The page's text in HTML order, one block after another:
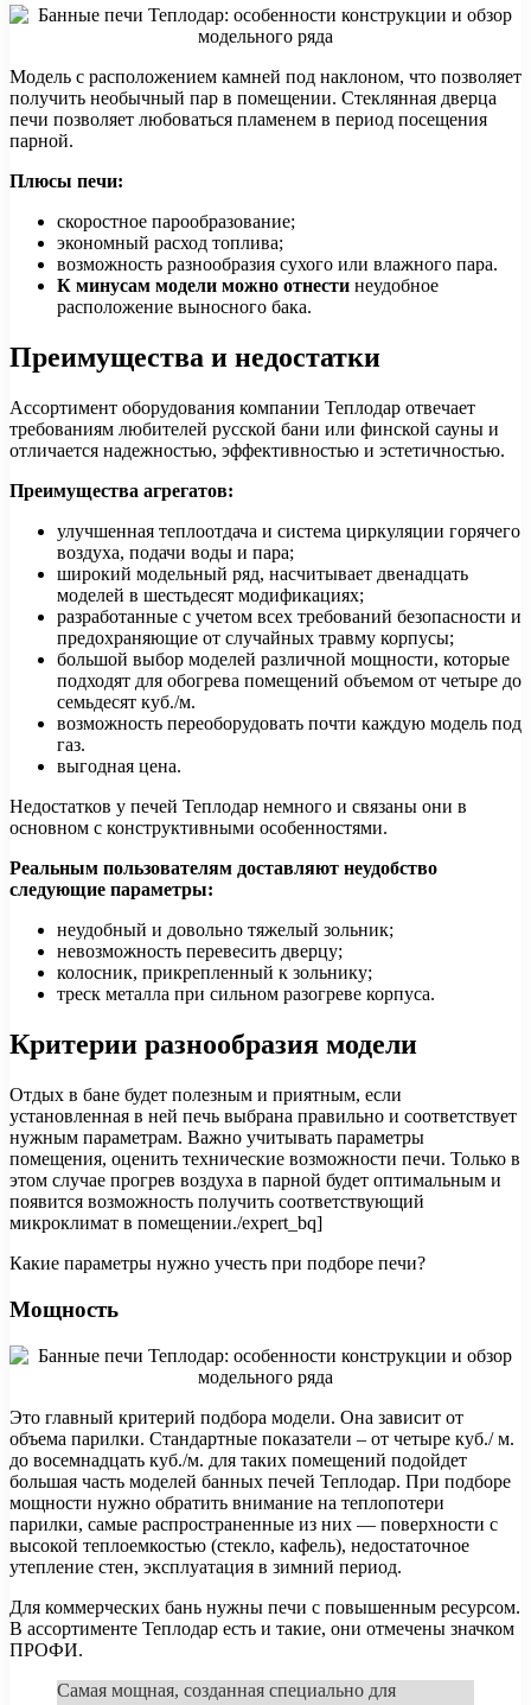
Модель с расположением камней под наклоном, что позволяет
получить необычный пар в помещении. Стеклянная дверца
печи позволяет любоваться пламенем в период посещения
парной.
Плюсы печи:
скоростное парообразование;
экономный расход топлива;
возможность разнообразия сухого или влажного пара.
К минусам модели можно отнести неудобное
расположение выносного бака.
Преимущества и недостатки
Ассортимент оборудования компании Теплодар отвечает
требованиям любителей русской бани или финской сауны и
отличается надежностью, эффективностью и эстетичностью.
Преимущества агрегатов:
улучшенная теплоотдача и система циркуляции горячего
воздуха, подачи воды и пара;
широкий модельный ряд, насчитывает двенадцать
моделей в шестьдесят модификациях;
разработанные с учетом всех требований безопасности и
предохраняющие от случайных травму корпусы;
большой выбор моделей различной мощности, которые
подходят для обогрева помещений объемом от четыре до
семьдесят куб./м.
возможность переоборудовать почти каждую модель под
газ.
выгодная цена.
Недостатков у печей Теплодар немного и связаны они в
основном с конструктивными особенностями.
Реальным пользователям доставляют неудобство
следующие параметры:
неудобный и довольно тяжелый зольник;
невозможность перевесить дверцу;
колосник, прикрепленный к зольнику;
треск металла при сильном разогреве корпуса.
Критерии разнообразия модели
Отдых в бане будет полезным и приятным, если
установленная в ней печь выбрана правильно и соответствует
нужным параметрам. Важно учитывать параметры
помещения, оценить технические возможности печи. Только в
этом случае прогрев воздуха в парной будет оптимальным и
появится возможность получить соответствующий
микроклимат в помещении./expert_bq]
Какие параметры нужно учесть при подборе печи?
Мощность
Это главный критерий подбора модели. Она зависит от
объема парилки. Стандартные показатели – от четыре куб./ м.
до восемнадцать куб./м. для таких помещений подойдет
большая часть моделей банных печей Теплодар. При подборе
мощности нужно обратить внимание на теплопотери
парилки, самые распространенные из них — поверхности с
высокой теплоемкостью (стекло, кафель), недостаточное
утепление стен, эксплуатация в зимний период.
Для коммерческих бань нужны печи с повышенным ресурсом.
В ассортименте Теплодар есть и такие, они отмечены значком
ПРОФИ.
Самая мощная, созданная специально для